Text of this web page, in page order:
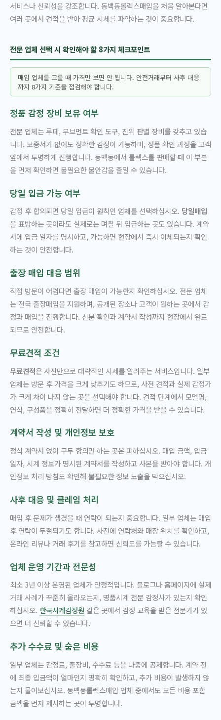
서비스나 신뢰성을 강조합니다. 동백동롤렉스매입을 처음 알아본다면
여러 곳에서 견적을 받아 평균 시세를 파악하는 것이 중요합니다.
전문 업체 선택 시 확인해야 할 8가지 체크포인트
매입 업체를 고를 때 가격만 보면 안 됩니다. 안전거래부터 사후 대응
까지 8가지 기준을 점검해야 합니다.
정품 감정 장비 보유 여부
전문 업체는 루페, 무브먼트 확인 도구, 진위 판별 장비를 갖추고 있습
니다. 보증서가 없어도 정확한 감정이 가능하며, 정품 확인 과정을 고객
앞에서 투명하게 진행합니다. 동백동에서 롤렉스를 판매할 때 이 부분
을 먼저 확인하면 불필요한 불안감을 줄일 수 있습니다.
당일 입금 가능 여부
감정 후 합의되면 당일 입금이 원칙인 업체를 선택하십시오. 당일매입
을 표방하는 곳이라도 실제로는 며칠 뒤 입금하는 곳도 있습니다. 계약
서에 입금 일자를 명시하고, 가능하면 현장에서 즉시 이체되는지 확인
하는 것이 안전합니다.
출장 매입 대응 범위
직접 방문이 어렵다면 출장 매입이 가능한지 확인하십시오. 전문 업체
는 전국 출장매입을 지원하며, 공개된 장소나 고객이 원하는 곳에서 감
정과 매입을 진행합니다. 신분 확인과 계약서 작성까지 현장에서 완료
되므로 안전합니다.
무료견적 조건
무료견적은 사진만으로 대략적인 시세를 알려주는 서비스입니다. 일부
업체는 방문 후 가격을 크게 낮추기도 하므로, 사전 견적과 실제 감정가
가 크게 차이 나지 않는 곳을 선택해야 합니다. 견적 단계에서 모델명,
연식, 구성품을 정확히 전달하면 더 정확한 가격을 받을 수 있습니다.
계약서 작성 및 개인정보 보호
정식 계약서 없이 구두 합의만 하는 곳은 피하십시오. 매입 금액, 입금
일자, 시계 정보가 명시된 계약서를 작성하고 사본을 받아야 합니다. 개
인정보 처리 방침도 확인해 불필요한 정보 노출을 막으십시오.
사후 대응 및 클레임 처리
매입 후 문제가 생겼을 때 연락이 되는지 중요합니다. 일부 업체는 매입
후 연락이 두절되기도 합니다. 사전에 연락처와 매장 위치를 확인하고,
온라인 리뷰나 거래 후기를 참고하면 신뢰도를 가늠할 수 있습니다.
업체 운영 기간과 전문성
최소 3년 이상 운영된 업체가 안정적입니다. 블로그나 홈페이지에 실제
거래 사례가 꾸준히 올라오는지, 명품시계 전문 감정사가 있는지 확인
하십시오. 한국시계감정원 같은 곳에서 감정 교육을 받은 전문가가 있
으면 더 신뢰할 수 있습니다.
추가 수수료 및 숨은 비용
일부 업체는 감정료, 출장비, 수수료 등을 나중에 공제합니다. 계약 전
에 최종 입금액이 얼마인지 명확히 확인하고, 추가 비용이 발생하지 않
는지 물어보십시오. 동백동롤렉스매입 업체 중에서도 모든 비용 포함
금액을 먼저 제시하는 곳이 투명합니다.